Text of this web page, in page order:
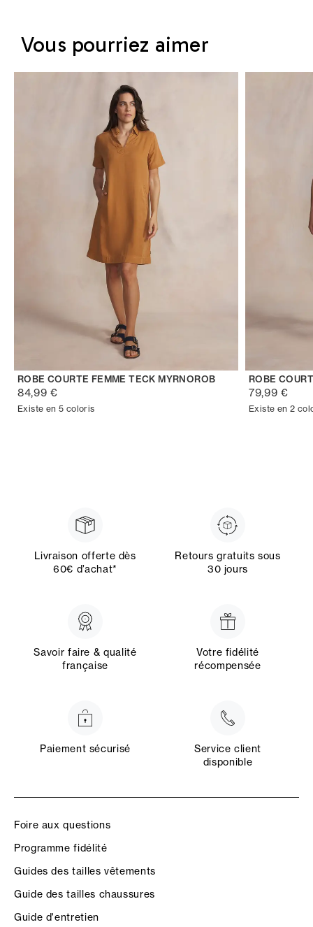
Vous pourriez aimer
ROBE COURTE FEMME TECK MYRNOROB
84,99 €
Existe en 5 coloris
ROBE
79,99 €
Existe en 2
Livraison offerte dès
60€ d’achat*
Retours gratuits sous
30 jours
Savoir faire & qualité
française
Votre fidélité
récompensée
Paiement sécurisé
Service client
disponible
Foire aux questions
Programme fidélité
Guides des tailles vêtements
Guide des tailles chaussures
Guide d'entretien